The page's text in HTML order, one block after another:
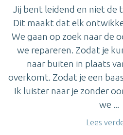
Jij bent leidend en niet de
Dit maakt dat elk
We gaan op zoek naar de
we repareren. Zodat je
naar buiten in plaats
overkomt. Zodat je een
Ik luister naar je zonder
we ...
Lees